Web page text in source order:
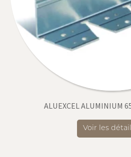
ALUEXCEL ALUMINIUM
Voir les